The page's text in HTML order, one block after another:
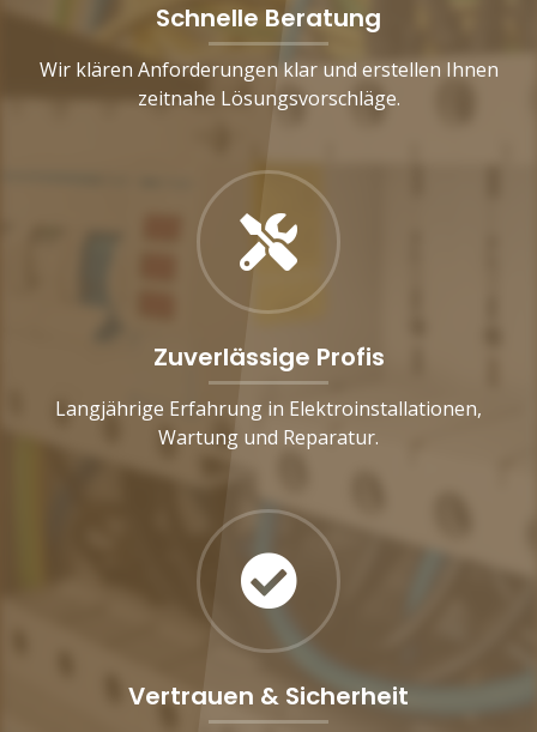
Schnelle Beratung
Wir klären Anforderungen klar und erstellen Ihnen
zeitnahe Lösungsvorschläge.
Zuverlässige Profis
Langjährige Erfahrung in Elektroinstallationen,
Wartung und Reparatur.
Vertrauen & Sicherheit